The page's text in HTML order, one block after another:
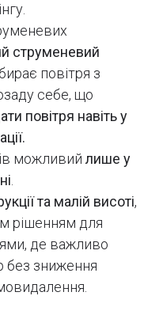
струменевий
повітря з
себе, що
повітря навіть у
можливий лише у
та малій висоті,
рішенням для
де важливо
без зниження